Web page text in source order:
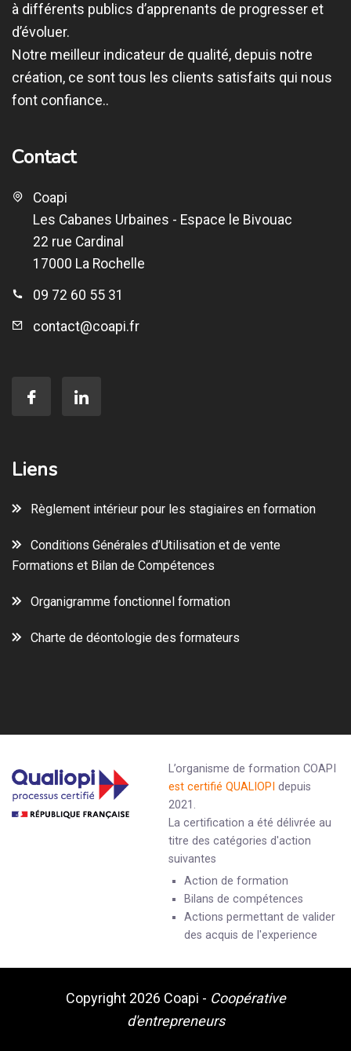
à différents publics d’apprenants de progresser et
d’évoluer.
Notre meilleur indicateur de qualité, depuis notre
création, ce sont tous les clients satisfaits qui nous
font confiance..
Contact
Coapi
Les Cabanes Urbaines - Espace le Bivouac
22 rue Cardinal
17000 La Rochelle
09 72 60 55 31
contact@coapi.fr
Liens
Règlement intérieur pour les stagiaires en formation
Conditions Générales d’Utilisation et de vente
Formations et Bilan de Compétences
Organigramme fonctionnel formation
Charte de déontologie des formateurs
L’organisme de formation COAPI
est certifié QUALIOPI depuis
2021.
La certification a été délivrée au
titre des catégories d'action
suivantes
Action de formation
Bilans de compétences
Actions permettant de valider
des acquis de l'experience
Copyright 2026 Coapi - Coopérative
d'entrepreneurs